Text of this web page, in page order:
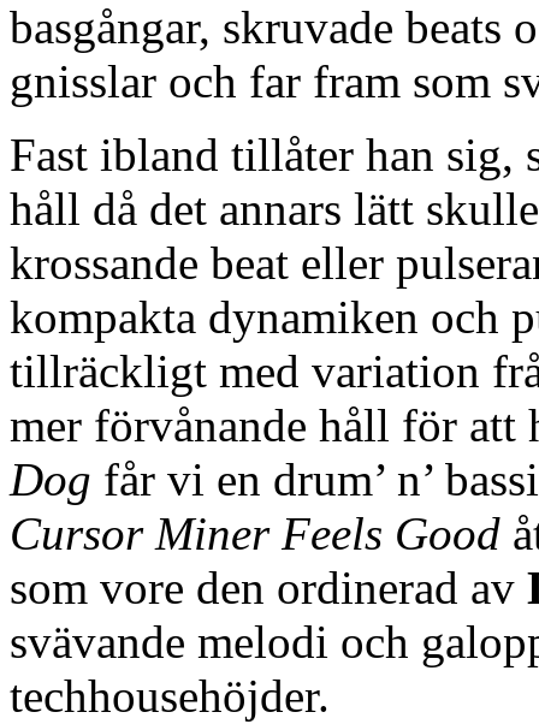
basgångar, skruvade
gnisslar och far fram som
Fast ibland tillåter han sig,
håll då det annars lätt
krossande beat eller
kompakta dynamiken och
tillräckligt med variation
mer förvånande håll för att
Dog får vi en drum’ n’
Cursor Miner Feels Good
som vore den ordinerad av
svävande melodi och
techhousehöjder.